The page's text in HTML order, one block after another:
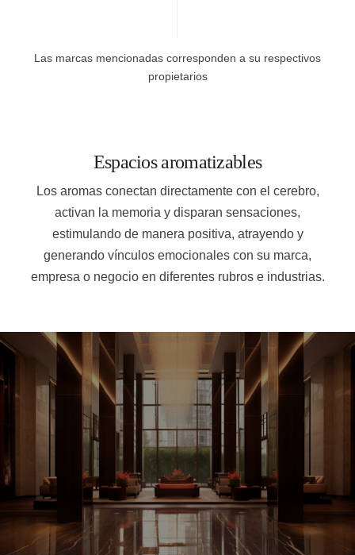
Las marcas mencionadas corresponden a su respectivos
propietarios
Espacios aromatizables
Los aromas conectan directamente con el cerebro,
activan la memoria y disparan sensaciones,
estimulando de manera positiva, atrayendo y
generando vínculos emocionales con su marca,
empresa o negocio en diferentes rubros e industrias.